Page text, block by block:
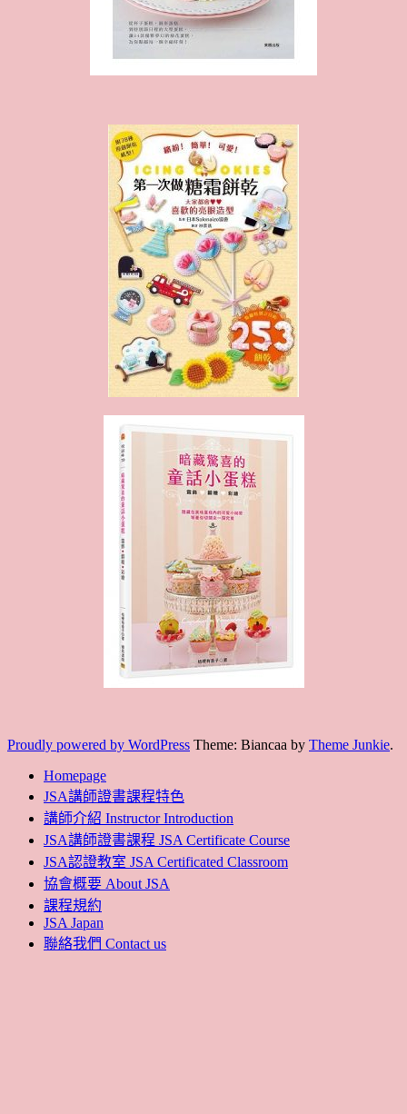
Proudly powered by WordPress Theme: Biancaa by Theme Junkie.
Homepage
JSA講師證書課程特色
講師介紹 Instructor Introduction
JSA講師證書課程 JSA Certificate Course
JSA認證教室 JSA Certificated Classroom
協會概要 About JSA
課程規約
JSA Japan
聯絡我們 Contact us